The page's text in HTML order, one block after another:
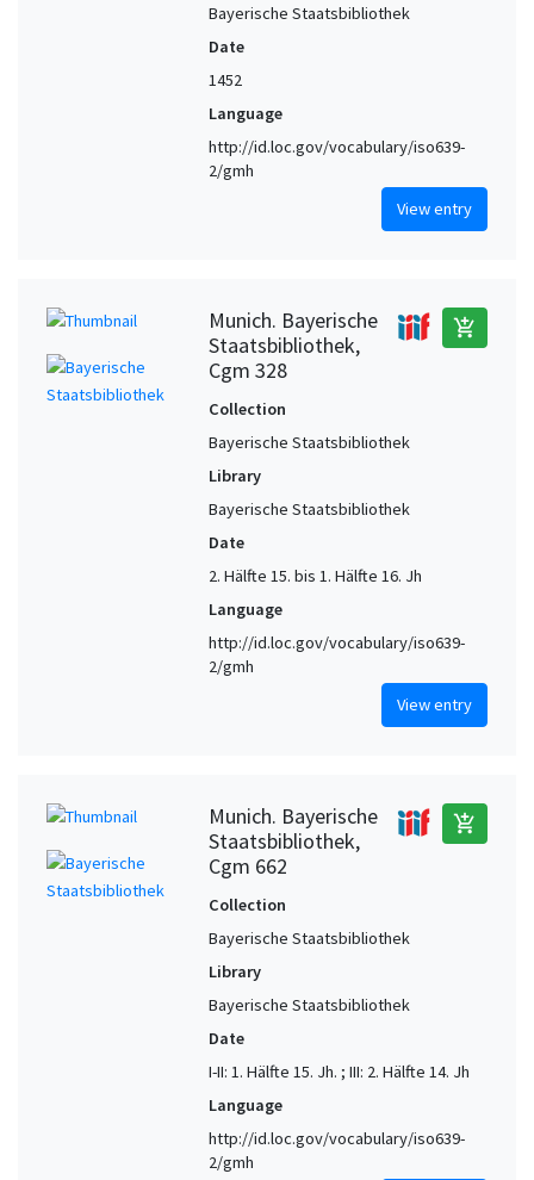
Bayerische Staatsbibliothek
Date
1452
Language
http://id.loc.gov/vocabulary/iso639-
2/gmh
View entry
Munich. Bayerische
Staatsbibliothek,
Cgm 328
add_shopping_cart
Collection
Bayerische Staatsbibliothek
Library
Bayerische Staatsbibliothek
Date
2. Hälfte 15. bis 1. Hälfte 16. Jh
Language
http://id.loc.gov/vocabulary/iso639-
2/gmh
View entry
Munich. Bayerische
Staatsbibliothek,
Cgm 662
add_shopping_cart
Collection
Bayerische Staatsbibliothek
Library
Bayerische Staatsbibliothek
Date
I-II: 1. Hälfte 15. Jh. ; III: 2. Hälfte 14. Jh
Language
http://id.loc.gov/vocabulary/iso639-
2/gmh